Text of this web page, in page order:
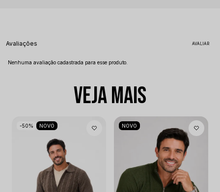
Avaliações
Nenhuma avaliação cadastrada para esse produto.
VEJA MAIS
50% NOVO NOVO